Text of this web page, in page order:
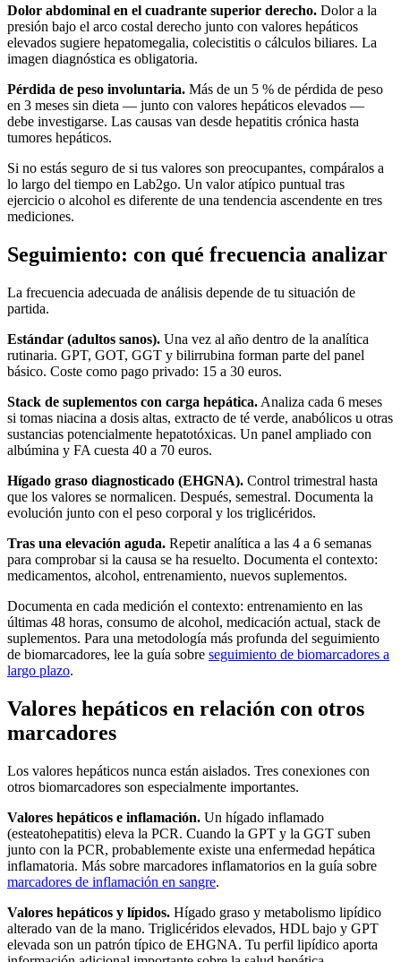
Dolor abdominal en el cuadrante superior derecho. Dolor a la
presión bajo el arco costal derecho junto con valores hepáticos
elevados sugiere hepatomegalia, colecistitis o cálculos biliares. La
imagen diagnóstica es obligatoria.
Pérdida de peso involuntaria. Más de un 5 % de pérdida de peso
en 3 meses sin dieta — junto con valores hepáticos elevados —
debe investigarse. Las causas van desde hepatitis crónica hasta
tumores hepáticos.
Si no estás seguro de si tus valores son preocupantes, compáralos a
lo largo del tiempo en Lab2go. Un valor atípico puntual tras
ejercicio o alcohol es diferente de una tendencia ascendente en tres
mediciones.
Seguimiento: con qué frecuencia analizar
La frecuencia adecuada de análisis depende de tu situación de
partida.
Estándar (adultos sanos). Una vez al año dentro de la analítica
rutinaria. GPT, GOT, GGT y bilirrubina forman parte del panel
básico. Coste como pago privado: 15 a 30 euros.
Stack de suplementos con carga hepática. Analiza cada 6 meses
si tomas niacina a dosis altas, extracto de té verde, anabólicos u otras
sustancias potencialmente hepatotóxicas. Un panel ampliado con
albúmina y FA cuesta 40 a 70 euros.
Hígado graso diagnosticado (EHGNA). Control trimestral hasta
que los valores se normalicen. Después, semestral. Documenta la
evolución junto con el peso corporal y los triglicéridos.
Tras una elevación aguda. Repetir analítica a las 4 a 6 semanas
para comprobar si la causa se ha resuelto. Documenta el contexto:
medicamentos, alcohol, entrenamiento, nuevos suplementos.
Documenta en cada medición el contexto: entrenamiento en las
últimas 48 horas, consumo de alcohol, medicación actual, stack de
suplementos. Para una metodología más profunda del seguimiento
de biomarcadores, lee la guía sobre seguimiento de biomarcadores a
largo plazo.
Valores hepáticos en relación con otros
marcadores
Los valores hepáticos nunca están aislados. Tres conexiones con
otros biomarcadores son especialmente importantes.
Valores hepáticos e inflamación. Un hígado inflamado
(esteatohepatitis) eleva la PCR. Cuando la GPT y la GGT suben
junto con la PCR, probablemente existe una enfermedad hepática
inflamatoria. Más sobre marcadores inflamatorios en la guía sobre
marcadores de inflamación en sangre.
Valores hepáticos y lípidos. Hígado graso y metabolismo lipídico
alterado van de la mano. Triglicéridos elevados, HDL bajo y GPT
elevada son un patrón típico de EHGNA. Tu perfil lipídico aporta